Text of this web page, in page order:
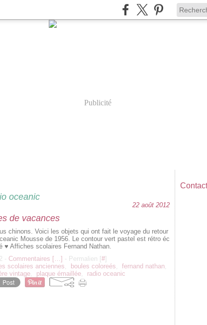
Publicité
oceanic
22 août 2012
de vacances
chinons. Voici les objets qui ont fait le voyage du retour
Mousse de 1956. Le contour vert pastel est rétro éc
♥ Affiches scolaires Fernand Nathan.
- Commentaires […] - Permalien [ #
scolaires anciennes, boules coloreés, fernand nathan,
vintage, plaque émaillée, radio oceanic